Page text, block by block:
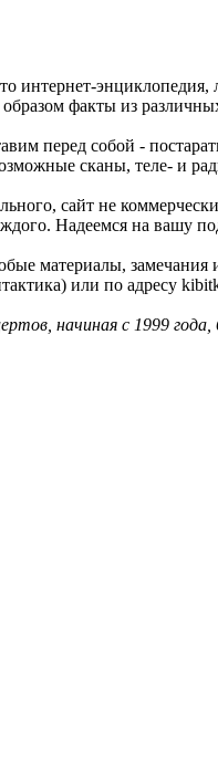
интернет-
факты из
перед собой -
сканы, теле- и
сайт не
Надеемся на вашу
материалы, замечания
или по адресу
начиная с 1999